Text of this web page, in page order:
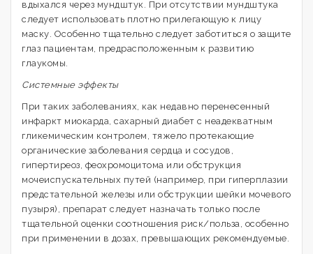
вдыхался через мундштук. При отсутствии мундштука
следует использовать плотно прилегающую к лицу
маску. Особенно тщательно следует заботиться о защите
глаз пациентам, предрасположенным к развитию
глаукомы.
Системные эффекты
При таких заболеваниях, как недавно перенесенный
инфаркт миокарда, сахарный диабет с неадекватным
гликемическим контролем, тяжело протекающие
органические заболевания сердца и сосудов,
гипертиреоз, феохромоцитома или обструкция
мочеиспускательных путей (например, при гиперплазии
предстательной железы или обструкции шейки мочевого
пузыря), препарат следует назначать только после
тщательной оценки соотношения риск/польза, особенно
при применении в дозах, превышающих рекомендуемые.